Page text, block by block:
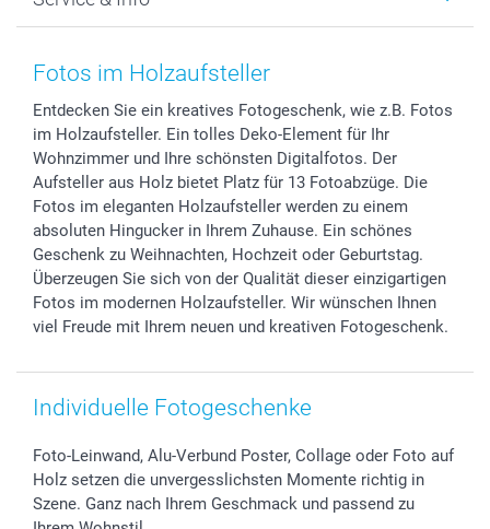
Fotoabzüge, Fotos als Buch & Poster
Zubehör & Material
Sticker & Etiketten
Geschenk-Gutscheine (PDF)
Datenschutz
AGB
Presse
Partnerprogramme
Investor Relations
B2B smartbusiness
Widerrufsrecht
Neujahr
Muttertag
Kommunion & Konfirmation
Hochzeit
Geburtstag
Geburt
Zu allen Anlässen
Preise und Versandkosten
48h Lieferung
Zahlungsmöglichkeiten
Anmelden /Registrieren
Sitemap
Status der Bestellung
smartfriends
smartgarantie
smartbonus
Fotos im Holzaufsteller
Entdecken Sie ein kreatives Fotogeschenk, wie z.B. Fotos
im Holzaufsteller. Ein tolles Deko-Element für Ihr
Wohnzimmer und Ihre schönsten Digitalfotos. Der
Aufsteller aus Holz bietet Platz für 13 Fotoabzüge. Die
Fotos im eleganten Holzaufsteller werden zu einem
absoluten Hingucker in Ihrem Zuhause. Ein schönes
Geschenk zu Weihnachten, Hochzeit oder Geburtstag.
Überzeugen Sie sich von der Qualität dieser einzigartigen
Fotos im modernen Holzaufsteller. Wir wünschen Ihnen
viel Freude mit Ihrem neuen und kreativen Fotogeschenk.
Individuelle Fotogeschenke
Foto-Leinwand, Alu-Verbund Poster, Collage oder Foto auf
Holz setzen die unvergesslichsten Momente richtig in
Szene. Ganz nach Ihrem Geschmack und passend zu